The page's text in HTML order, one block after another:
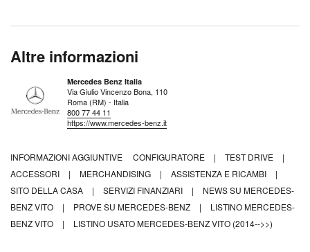
Altre informazioni
Mercedes Benz Italia
Via Giulio Vincenzo Bona, 110
Roma (RM) - Italia
800 77 44 11
https://www.mercedes-benz.it
INFORMAZIONI AGGIUNTIVE CONFIGURATORE | TEST DRIVE
|
ACCESSORI
| MERCHANDISING | ASSISTENZA E RICAMBI
|
SITO DELLA CASA
| SERVIZI FINANZIARI |
NEWS SU MERCEDES-
BENZ VITO
| PROVE SU MERCEDES-BENZ |
LISTINO MERCEDES-
BENZ VITO
| LISTINO USATO MERCEDES-BENZ VITO (2014-->>)